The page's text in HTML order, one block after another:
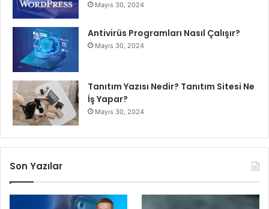
s
d
u
Mayıs 30, 2024
Antivirüs Programları Nasıl Çalışır?
Mayıs 30, 2024
Tanıtım Yazısı Nedir? Tanıtım Sitesi Ne
İş Yapar?
Mayıs 30, 2024
Son Yazılar